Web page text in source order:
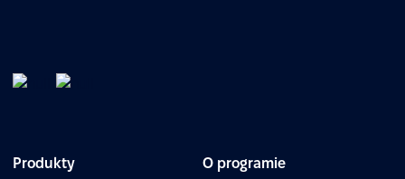
Produkty O programie